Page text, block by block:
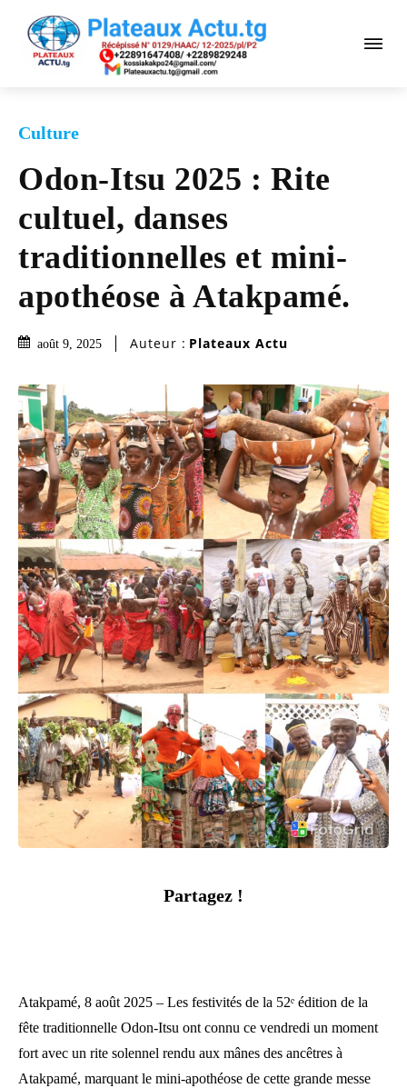
Culture
Odon-Itsu 2025 : Rite
cultuel, danses
traditionnelles et mini-
apothéose à Atakpamé.
août 9, 2025 Auteur : Plateaux Actu
Partagez !
Atakpamé, 8 août 2025 – Les festivités de la 52ᵉ édition de la
fête traditionnelle Odon-Itsu ont connu ce vendredi un moment
fort avec un rite solennel rendu aux mânes des ancêtres à
Atakpamé, marquant le mini-apothéose de cette grande messe